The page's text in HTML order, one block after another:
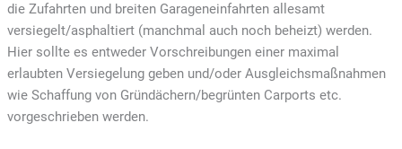
die Zufahrten und breiten Garageneinfahrten allesamt
versiegelt/asphaltiert (manchmal auch noch beheizt) werden.
Hier sollte es entweder Vorschreibungen einer maximal
erlaubten Versiegelung geben und/oder Ausgleichsmaßnahmen
wie Schaffung von Gründächern/begrünten Carports etc.
vorgeschrieben werden.